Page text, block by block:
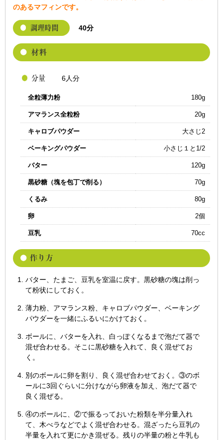
のあるマフィンです。
40分
6人分
全粒薄力粉 180g
アマランス全粒粉 20g
キャロブパウダー 大さじ2
ベーキングパウダー 小さじ１と1/2
バター 120g
黒砂糖（塊を包丁で削る） 70g
くるみ 80g
卵 2個
豆乳 70cc
バター、たまご、豆乳を室温に戻す。黒砂糖の塊は削っ
て粉状にしておく。
薄力粉、アマランス粉、キャロブパウダー、ベーキング
パウダーを一緒にふるいにかけておく。
ボールに、バターを入れ、白っぽくなるまで泡だて器で
混ぜ合わせる。そこに黒砂糖を入れて、良く混ぜてお
く。
別のボールに卵を割り、良く混ぜ合わせておく。③のボ
ールに3回ぐらいに分けながら卵液を加え、泡だて器で
良く混ぜる。
④のボールに、②で振るっておいた粉類を半分量入れ
て、木べラなどでよく混ぜ合わせる。混ざったら豆乳の
半量を入れて更にかき混ぜる。残りの半量の粉と牛乳も